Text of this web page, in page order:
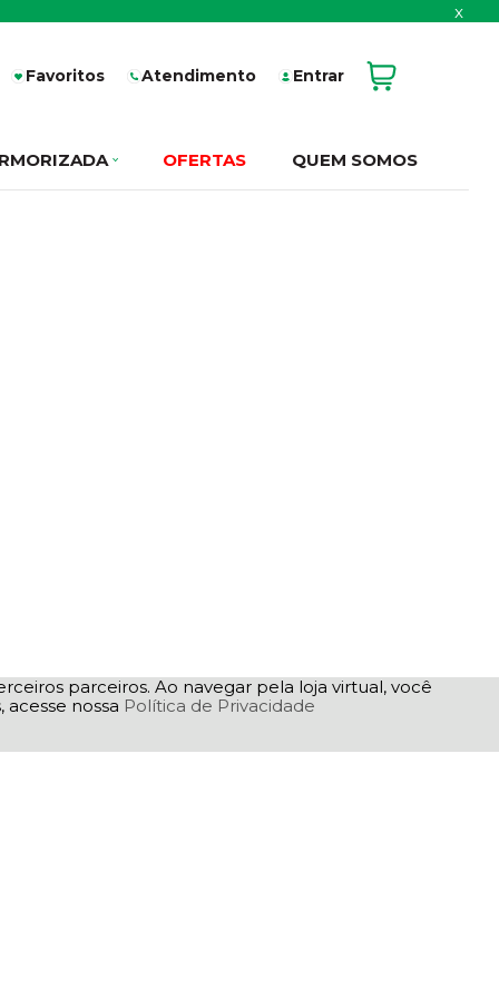
parceiros. Ao navegar pela loja virtual, você
nossa Política de Privacidade
x
Favoritos Atendimento Entrar
OFERTAS QUEM SOMOS